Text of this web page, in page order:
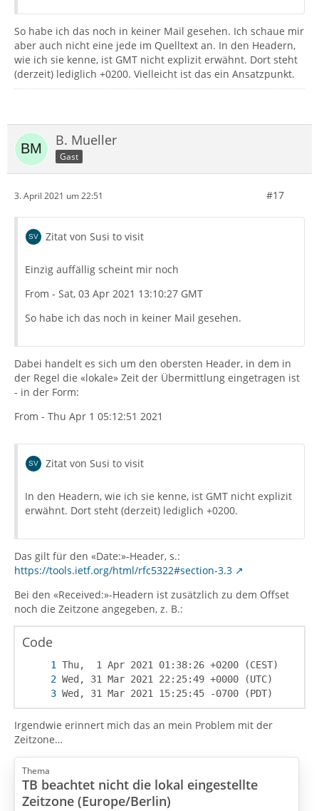
So habe ich das noch in keiner Mail gesehen. Ich schaue mir
aber auch nicht eine jede im Quelltext an. In den Headern,
wie ich sie kenne, ist GMT nicht explizit erwähnt. Dort steht
(derzeit) lediglich +0200. Vielleicht ist das ein Ansatzpunkt.
B. Mueller
Gast
3. April 2021 um 22:51 #17
Zitat von Susi to visit
Einzig auffällig scheint mir noch
From - Sat, 03 Apr 2021 13:10:27 GMT
So habe ich das noch in keiner Mail gesehen.
Dabei handelt es sich um den obersten Header, in dem in
der Regel die «lokale» Zeit der Übermittlung eingetragen ist
- in der Form:
From - Thu Apr 1 05:12:51 2021
Zitat von Susi to visit
In den Headern, wie ich sie kenne, ist GMT nicht explizit
erwähnt. Dort steht (derzeit) lediglich +0200.
Das gilt für den «Date:»-Header, s.:
https://tools.ietf.org/html/rfc5322#section-3.3
Bei den «Received:»-Headern ist zusätzlich zu dem Offset
noch die Zeitzone angegeben, z. B.:
Code
Wed, 31 Mar 2021 15:25:45 -0700 (PDT)
Irgendwie erinnert mich das an mein Problem mit der
Zeitzone…
Thema
TB beachtet nicht die lokal eingestellte
Zeitzone (Europe/Berlin)